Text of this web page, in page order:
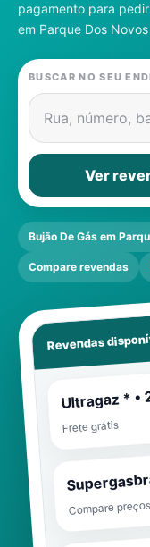
Gás
Contatos
pagamento para
em Parque Dos
BUSCAR NO SEU
Rua, número,
Ver
Bujão De Gás em
Compare revendas
Revendas
Ultragaz * •
Frete grátis
Compare preços